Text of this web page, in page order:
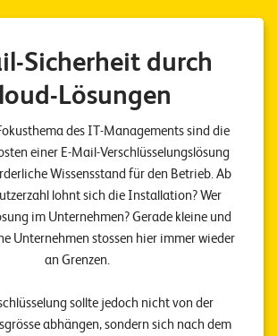
i
r
e
N
e
w
E
v
e
Sicherheit durch
Lösungen
des IT-Managements sind die
einer E-Mail-Verschlüsselungslösung
Wissensstand für den Betrieb. Ab
lohnt sich die Installation? Wer
im Unternehmen? Gerade kleine und
Unternehmen stossen hier immer wieder
an Grenzen.
sollte jedoch nicht von der
abhängen, sondern sich nach dem